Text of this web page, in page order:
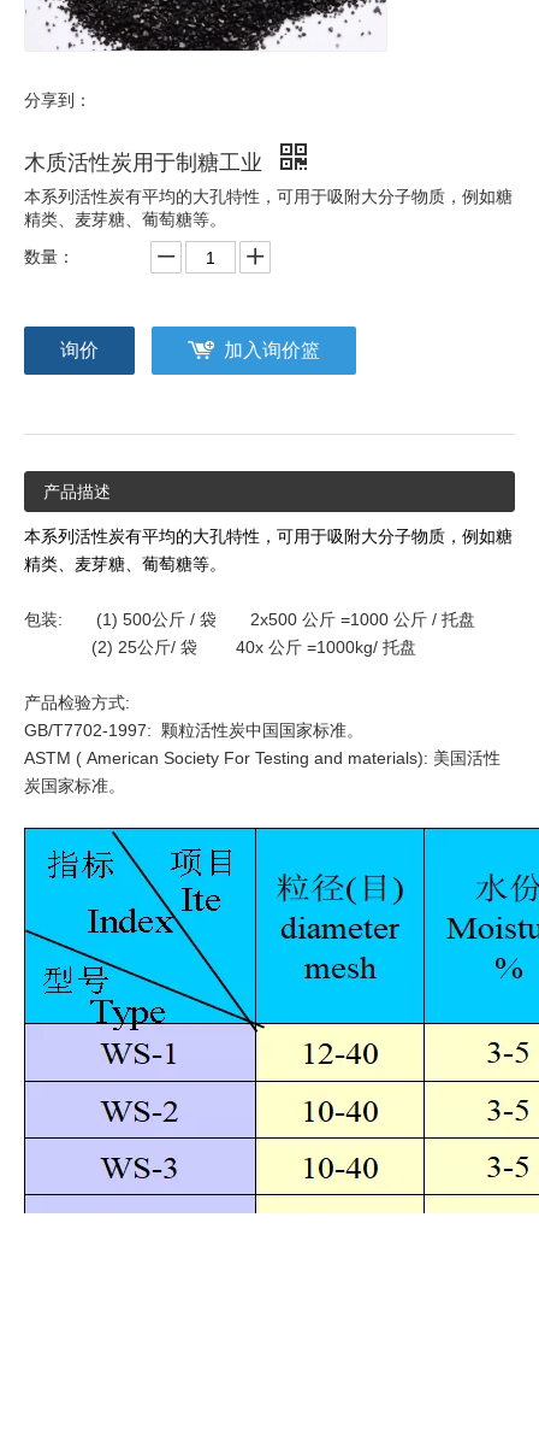
分享到：
木质活性炭用于制糖工业
本系列活性炭有平均的大孔特性，可用于吸附大分子物质，例如糖
精类、麦芽糖、葡萄糖等。
数量：
询价 加入询价篮
产品描述
本系列活性炭有平均的大孔特性，可用于吸附大分子物质，例如糖
精类、麦芽糖、葡萄糖等。
包装: (1) 500公斤 / 袋 2x500 公斤 =1000 公斤 / 托盘
(2) 25公斤/ 袋 40x 公斤 =1000kg/ 托盘
产品检验方式:
GB/T7702-1997: 颗粒活性炭中国国家标准。
ASTM ( American Society For Testing and materials): 美国活性
炭国家标准。